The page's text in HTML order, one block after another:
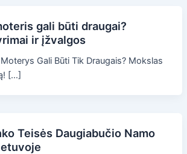
gali būti draugai?
ir įžvalgos
Gali Būti Tik Draugais? Mokslas
[…]
Teisės Daugiabučio Namo